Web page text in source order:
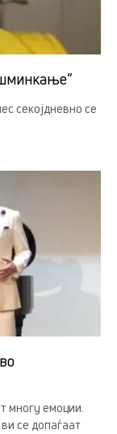
секојдневно се
многу емоции.
се допаѓаат